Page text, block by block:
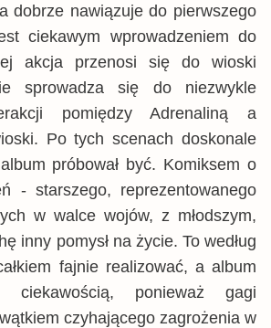
dobrze nawiązuje do pierwszego
ciekawym wprowadzeniem do
akcja przenosi się do wioski
sprowadza się do niezwykle
pomiędzy Adrenaliną a
Po tych scenach doskonale
próbował być. Komiksem o
- starszego, reprezentowanego
w walce wojów, z młodszym,
inny pomysł na życie. To według
fajnie realizować, a album
ponieważ gagi
czyhającego zagrożenia w